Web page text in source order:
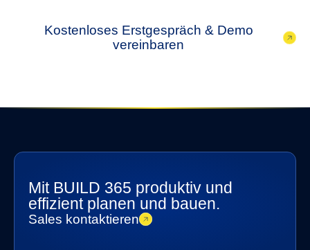
Kostenloses Erstgespräch & Demo
vereinbaren
Mit BUILD 365 produktiv und
effizient planen und bauen.
Sales kontaktieren